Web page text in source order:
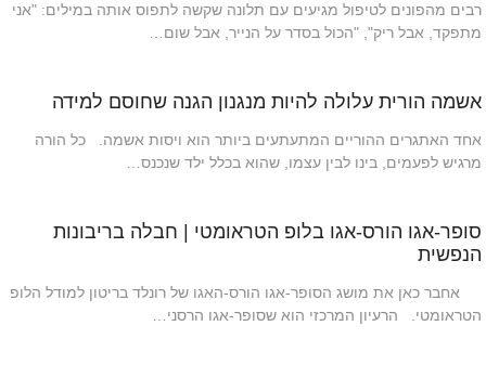
רבים מהפונים לטיפול מגיעים עם תלונה שקשה לתפוס אותה במילים: "אני
מתפקד, אבל ריק", "הכול בסדר על הנייר, אבל שום…
אשמה הורית עלולה להיות מנגנון הגנה שחוסם למידה
אחד האתגרים ההוריים המתעתעים ביותר הוא ויסות אשמה. כל הורה
מרגיש לפעמים, בינו לבין עצמו, שהוא בכלל ילד שנכנס…
סופר-אגו הורס-אגו בלופ הטראומטי | חבלה בריבונות
הנפשית
אחבר כאן את מושג הסופר-אגו הורס-האגו של רונלד בריטון למודל הלופ
הטראומטי. הרעיון המרכזי הוא שסופר-אגו הרסני…